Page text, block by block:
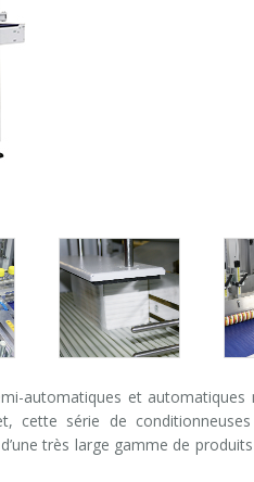
automatiques et
série de
d’une très large gamme de